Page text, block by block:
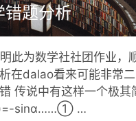
错题分析
此为数学社社团作业，
在dalao看来可能非常二
传说中有这样一个极其
sinα……① …